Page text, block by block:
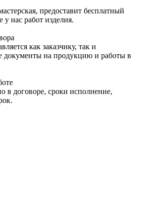
предоставит бесплатный
у нас работ изделия.
как заказчику, так и
документы на продукцию и работы в
в договоре, сроки исполнение,